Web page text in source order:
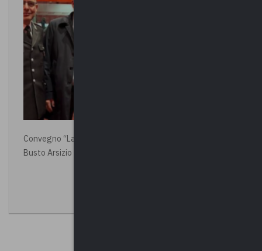
Convegno “La Polizia Locale per la sicurezza della città”,
Busto Arsizio